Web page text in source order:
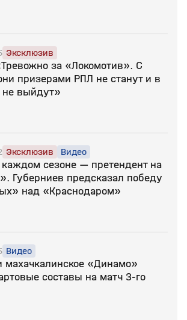
Эксклюзив
за «Локомотив». С
призерами РПЛ не станут и в
выйдут»
Эксклюзив Видео
сезоне — претендент на
Губерниев предсказал победу
над «Краснодаром»
Видео
махачкалинское «Динамо»
составы на матч 3‑го